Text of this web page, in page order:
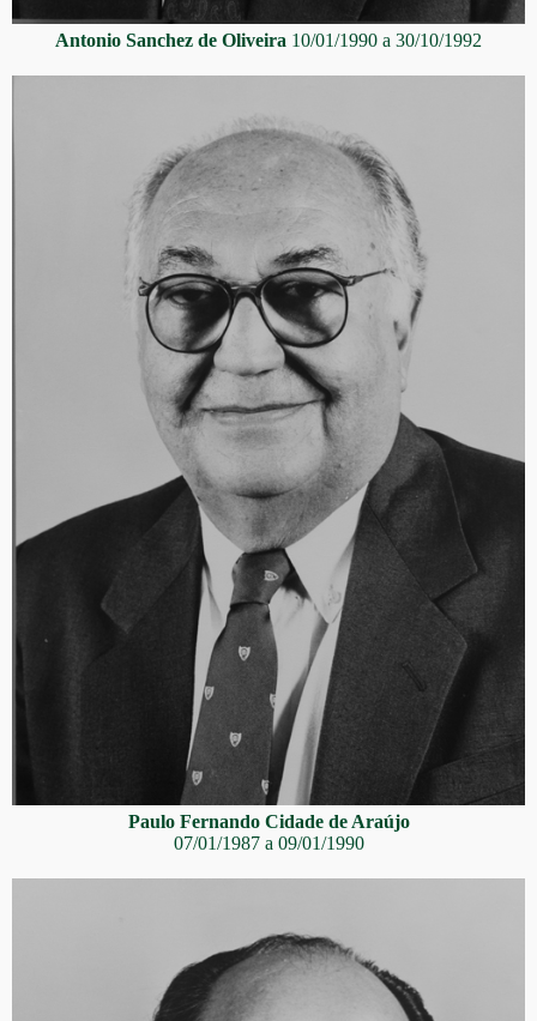
Antonio Sanchez de Oliveira 10/01/1990 a 30/10/1992
Paulo Fernando Cidade de Araújo
07/01/1987 a 09/01/1990